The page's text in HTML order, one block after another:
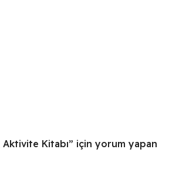
Kitabı” için yorum yapan